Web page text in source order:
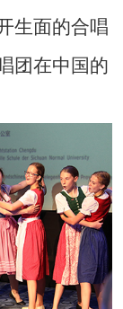
生面的合唱
团在中国的